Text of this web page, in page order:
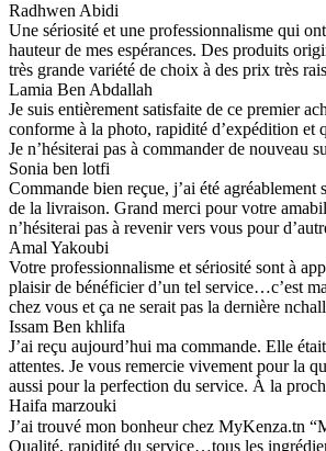
Radhwen Abidi
Une sériosité et une professionnalisme qui
hauteur de mes espérances. Des produits
très grande variété de choix à des prix très
Lamia Ben Abdallah
Je suis entièrement satisfaite de ce premier
conforme à la photo, rapidité d’expédition et
Je n’hésiterai pas à commander de nouveau
Sonia ben lotfi
Commande bien reçue, j’ai été agréablement
de la livraison. Grand merci pour votre
n’hésiterai pas à revenir vers vous pour
Amal Yakoubi
Votre professionnalisme et sériosité sont à
plaisir de bénéficier d’un tel service…c’est
chez vous et ça ne serait pas la dernière
Issam Ben khlifa
J’ai reçu aujourd’hui ma commande. Elle
attentes. Je vous remercie vivement pour la
aussi pour la perfection du service. À la
Haifa marzouki
J’ai trouvé mon bonheur chez MyKenza.tn
Qualité, rapidité du service…tous les